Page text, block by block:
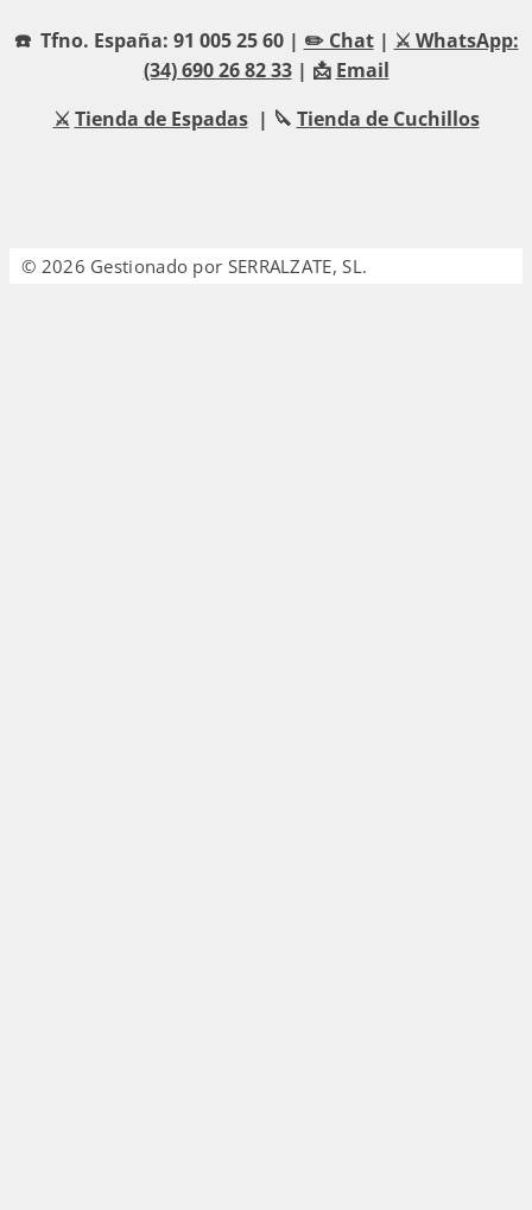
☎️ Tfno. España: 91 005 25 60 | ✏️ Chat| ⚔️ WhatsApp:
(34) 690 26 82 33| 📩 Email
⚔️ Tienda de Espadas| 🔪 Tienda de Cuchillos
© 2026 Gestionado por SERRALZATE, SL.